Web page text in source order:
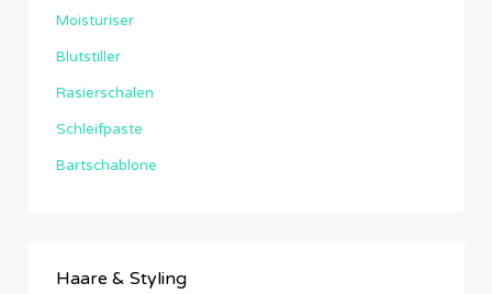
Moisturiser
Blutstiller
Rasierschalen
Schleifpaste
Bartschablone
Haare & Styling